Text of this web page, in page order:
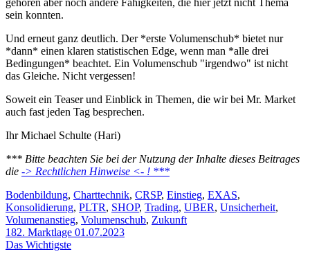
gehören aber noch andere Fähigkeiten, die hier jetzt nicht Thema
sein konnten.
Und erneut ganz deutlich. Der *erste Volumenschub* bietet nur
*dann* einen klaren statistischen Edge, wenn man *alle drei
Bedingungen* beachtet. Ein Volumenschub "irgendwo" ist nicht
das Gleiche. Nicht vergessen!
Soweit ein Teaser und Einblick in Themen, die wir bei Mr. Market
auch fast jeden Tag besprechen.
Ihr Michael Schulte (Hari)
*** Bitte beachten Sie bei der Nutzung der Inhalte dieses Beitrages
die -> Rechtlichen Hinweise <- ! ***
Schlagwörter
Bodenbildung, Charttechnik, CRSP, Einstieg, EXAS,
Konsolidierung, PLTR, SHOP, Trading, UBER, Unsicherheit,
Volumenanstieg, Volumenschub, Zukunft
182. Marktlage 01.07.2023
Das Wichtigste